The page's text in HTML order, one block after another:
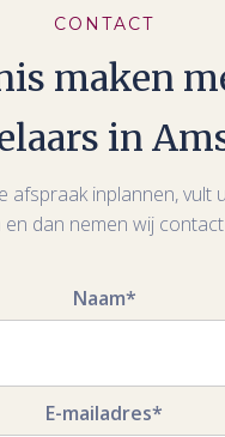
CONTACT
maken
in
afspraak inplannen, vult
en dan nemen wij
Naam*
E-mailadres*